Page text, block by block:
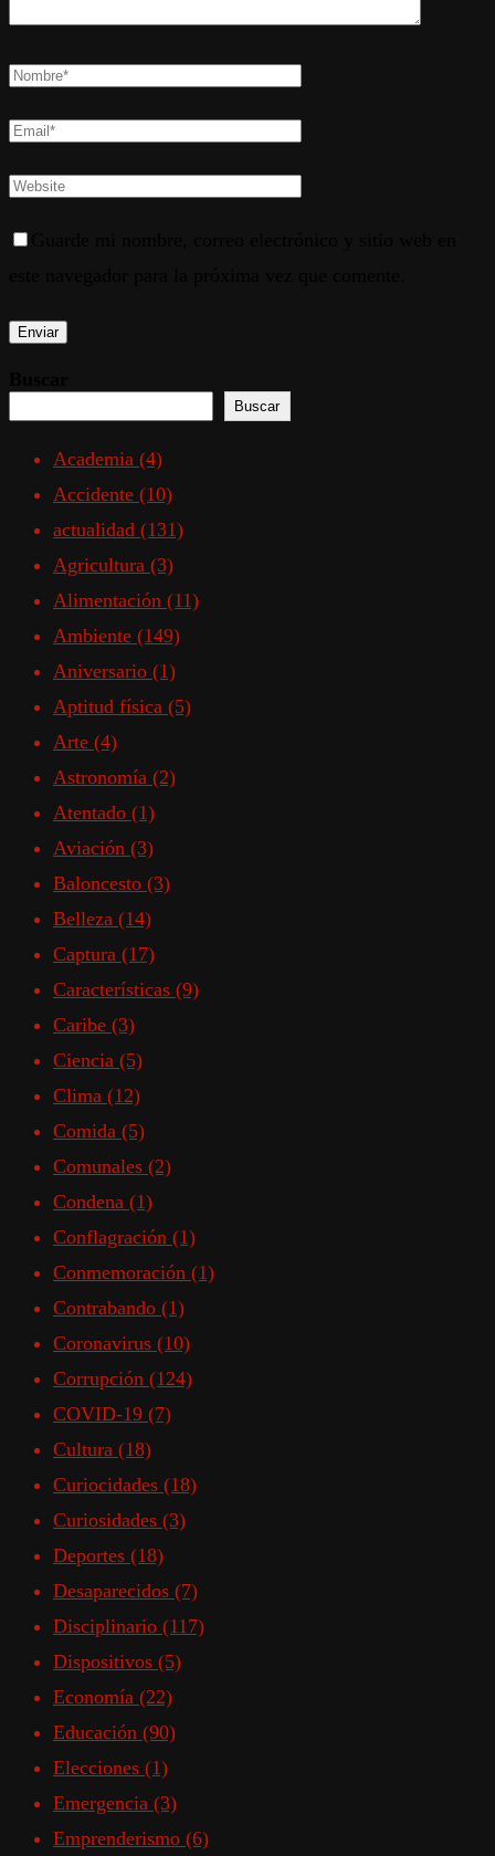
Buscar
Academia (4)
Accidente (10)
actualidad (131)
Agricultura (3)
Alimentación (11)
Ambiente (149)
Aniversario (1)
Aptitud física (5)
Arte (4)
Astronomía (2)
Atentado (1)
Aviación (3)
Baloncesto (3)
Belleza (14)
Captura (17)
Características (9)
Caribe (3)
Ciencia (5)
Clima (12)
Comida (5)
Comunales (2)
Condena (1)
Conflagración (1)
Conmemoración (1)
Contrabando (1)
Coronavirus (10)
Corrupción (124)
COVID-19 (7)
Cultura (18)
Curiocidades (18)
Curiosidades (3)
Deportes (18)
Desaparecidos (7)
Disciplinario (117)
Dispositivos (5)
Economía (22)
Educación (90)
Elecciones (1)
Emergencia (3)
Emprenderismo (6)